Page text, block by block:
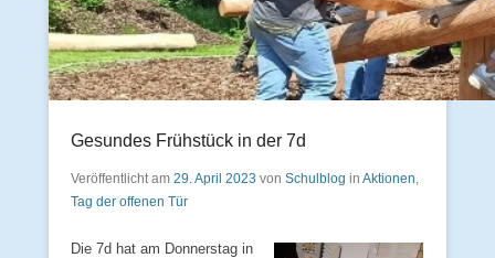
Gesundes Frühstück in der 7d
Veröffentlicht am 29. April 2023 von Schulblog in Aktionen,
Tag der offenen Tür
Die 7d hat am Donnerstag in